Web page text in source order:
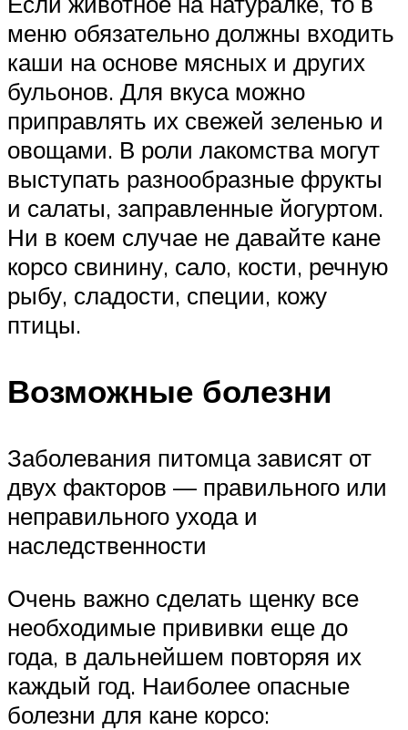
меню обязательно должны входить
каши на основе мясных и других
бульонов. Для вкуса можно
приправлять их свежей зеленью и
овощами. В роли лакомства могут
выступать разнообразные фрукты
и салаты, заправленные йогуртом.
Ни в коем случае не давайте кане
корсо свинину, сало, кости, речную
рыбу, сладости, специи, кожу
птицы.
Возможные болезни
Заболевания питомца зависят от
двух факторов — правильного или
неправильного ухода и
наследственности
Очень важно сделать щенку все
необходимые прививки еще до
года, в дальнейшем повторяя их
каждый год. Наиболее опасные
болезни для кане корсо: